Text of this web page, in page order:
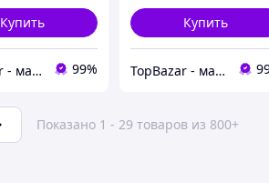
Купить
TopBazar - маркетплейс полезных товаров 99%
Купить
TopBazar - маркетплейс полезных товаров
Показано 1 - 29 товаров из 800+